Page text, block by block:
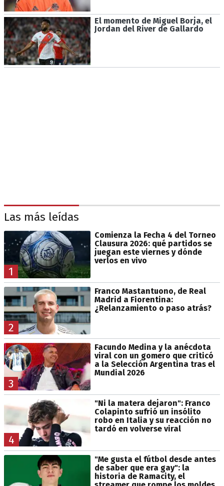
El momento de Miguel Borja, el
Jordan del River de Gallardo
Las más leídas
1
Comienza la Fecha 4 del Torneo
Clausura 2026: qué partidos se
juegan este viernes y dónde
verlos en vivo
2
Franco Mastantuono, de Real
Madrid a Fiorentina:
¿Relanzamiento o paso atrás?
3
Facundo Medina y la anécdota
viral con un gomero que criticó
a la Selección Argentina tras el
Mundial 2026
4
"Ni la matera dejaron": Franco
Colapinto sufrió un insólito
robo en Italia y su reacción no
tardó en volverse viral
"Me gusta el fútbol desde antes
de saber que era gay": la
historia de Ramacity, el